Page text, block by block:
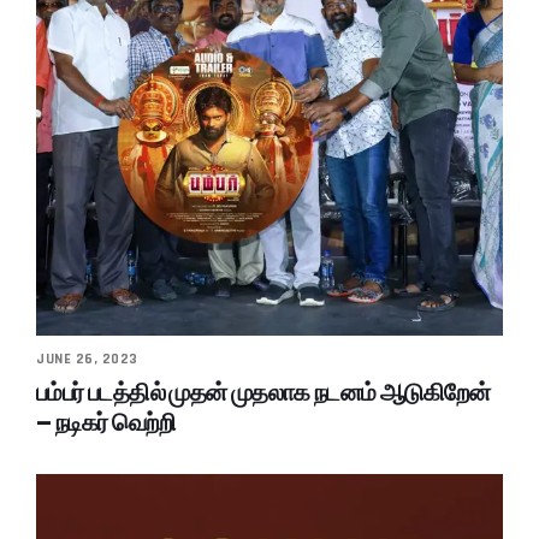
JUNE 26, 2023
பம்பர் படத்தில் முதன் முதலாக நடனம் ஆடுகிறேன்
– நடிகர் வெற்றி